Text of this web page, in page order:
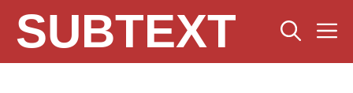
SUBTEXT